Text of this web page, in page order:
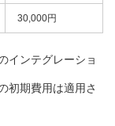
30,000円
インテグレーショ
初期費用は適用さ